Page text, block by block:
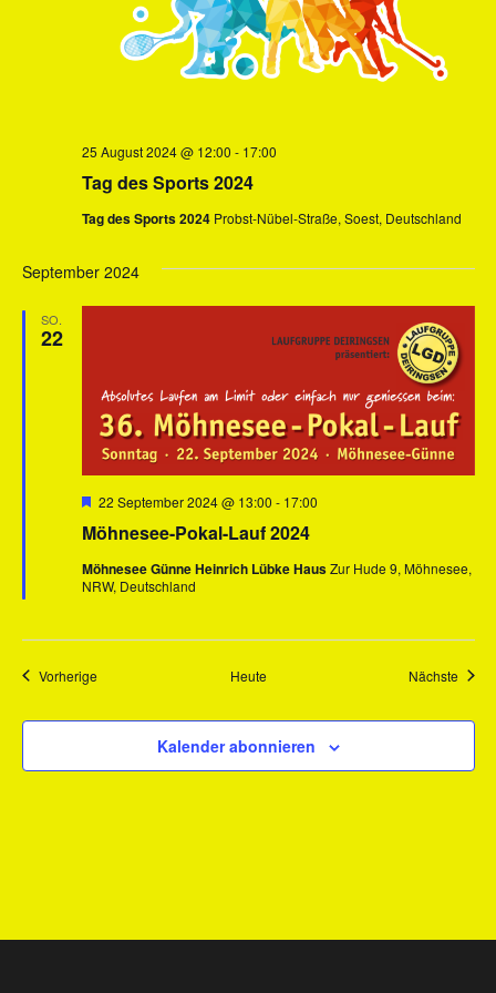
Tag des Sports 2024
25 August 2024 @ 12:00 - 17:00
Tag des Sports 2024 Probst-Nübel-Straße, Soest, Deutschland
September 2024
SO.
22
Möhnesee-Pokal-Lauf 2024
Hervorgehoben
22 September 2024 @ 13:00 - 17:00
Möhnesee Günne Heinrich Lübke HausZur Hude 9, Möhnesee,
NRW, Deutschland
VorherigeVeranstaltungen Heute Nächste
Kalender abonnieren